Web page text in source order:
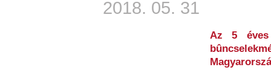
2018. 05. 31
Az 5 éves